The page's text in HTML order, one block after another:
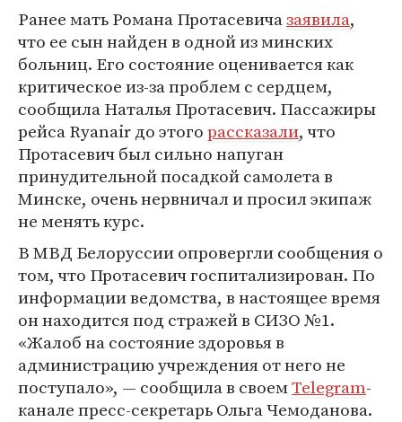
Ранее мать Романа Протасевичазаявила,
что ее сын найден в одной из минских
больниц. Его состояние оценивается как
критическое из-за проблем с сердцем,
сообщила Наталья Протасевич. Пассажиры
рейса Ryanair до этогорассказали, что
Протасевич был сильно напуган
принудительной посадкой самолета в
Минске, очень нервничал и просил экипаж
не менять курс.
В МВД Белоруссии опровергли сообщения о
том, что Протасевич госпитализирован. По
информации ведомства, в настоящее время
он находится под стражей в СИЗО №1.
«Жалоб на состояние здоровья в
администрацию учреждения от него не
поступало», — сообщила в своемTelegram-
канале пресс-секретарь Ольга Чемоданова.